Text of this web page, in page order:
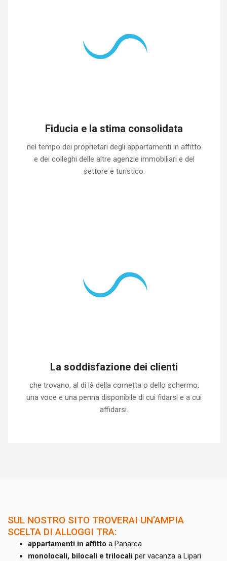
Fiducia e la stima consolidata
nel tempo dei proprietari degli appartamenti in affitto
e dei colleghi delle altre agenzie immobiliari e del
settore e turistico.
La soddisfazione dei clienti
che trovano, al di là della cornetta o dello schermo,
una voce e una penna disponibile di cui fidarsi e a cui
affidarsi.
SUL NOSTRO SITO TROVERAI UN’AMPIA
SCELTA DI ALLOGGI TRA:
appartamenti in affitto a Panarea
monolocali, bilocali e trilocali per vacanza a Lipari